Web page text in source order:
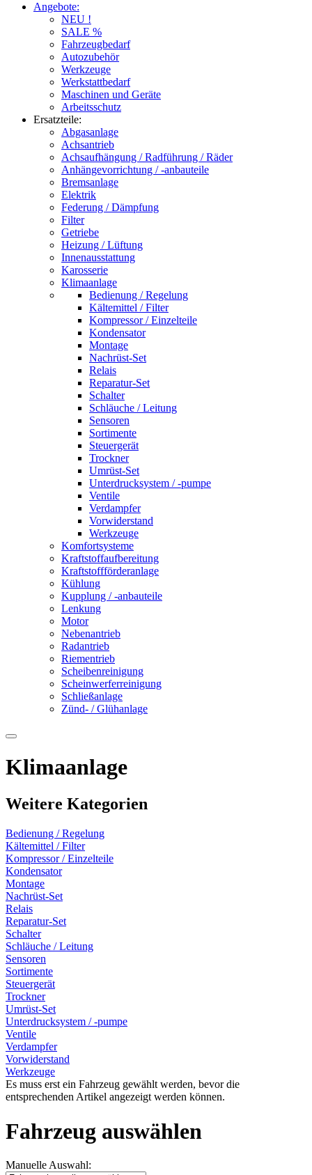
Angebote:
NEU !
SALE %
Fahrzeugbedarf
Autozubehör
Werkzeuge
Werkstattbedarf
Maschinen und Geräte
Arbeitsschutz
Ersatzteile:
Abgasanlage
Achsantrieb
Achsaufhängung / Radführung / Räder
Anhängevorrichtung / -anbauteile
Bremsanlage
Elektrik
Federung / Dämpfung
Filter
Getriebe
Heizung / Lüftung
Innenausstattung
Karosserie
Klimaanlage
Bedienung / Regelung
Kältemittel / Filter
Kompressor / Einzelteile
Kondensator
Montage
Nachrüst-Set
Relais
Reparatur-Set
Schalter
Schläuche / Leitung
Sensoren
Sortimente
Steuergerät
Trockner
Umrüst-Set
Unterdrucksystem / -pumpe
Ventile
Verdampfer
Vorwiderstand
Werkzeuge
Komfortsysteme
Kraftstoffaufbereitung
Kraftstoffförderanlage
Kühlung
Kupplung / -anbauteile
Lenkung
Motor
Nebenantrieb
Radantrieb
Riementrieb
Scheibenreinigung
Scheinwerferreinigung
Schließanlage
Zünd- / Glühanlage
Klimaanlage
Weitere Kategorien
Bedienung / Regelung
Kältemittel / Filter
Kompressor / Einzelteile
Kondensator
Montage
Nachrüst-Set
Relais
Reparatur-Set
Schalter
Schläuche / Leitung
Sensoren
Sortimente
Steuergerät
Trockner
Umrüst-Set
Unterdrucksystem / -pumpe
Ventile
Verdampfer
Vorwiderstand
Werkzeuge
Es muss erst ein Fahrzeug gewählt werden, bevor die
entsprechenden Artikel angezeigt werden können.
Fahrzeug auswählen
Manuelle Auswahl: